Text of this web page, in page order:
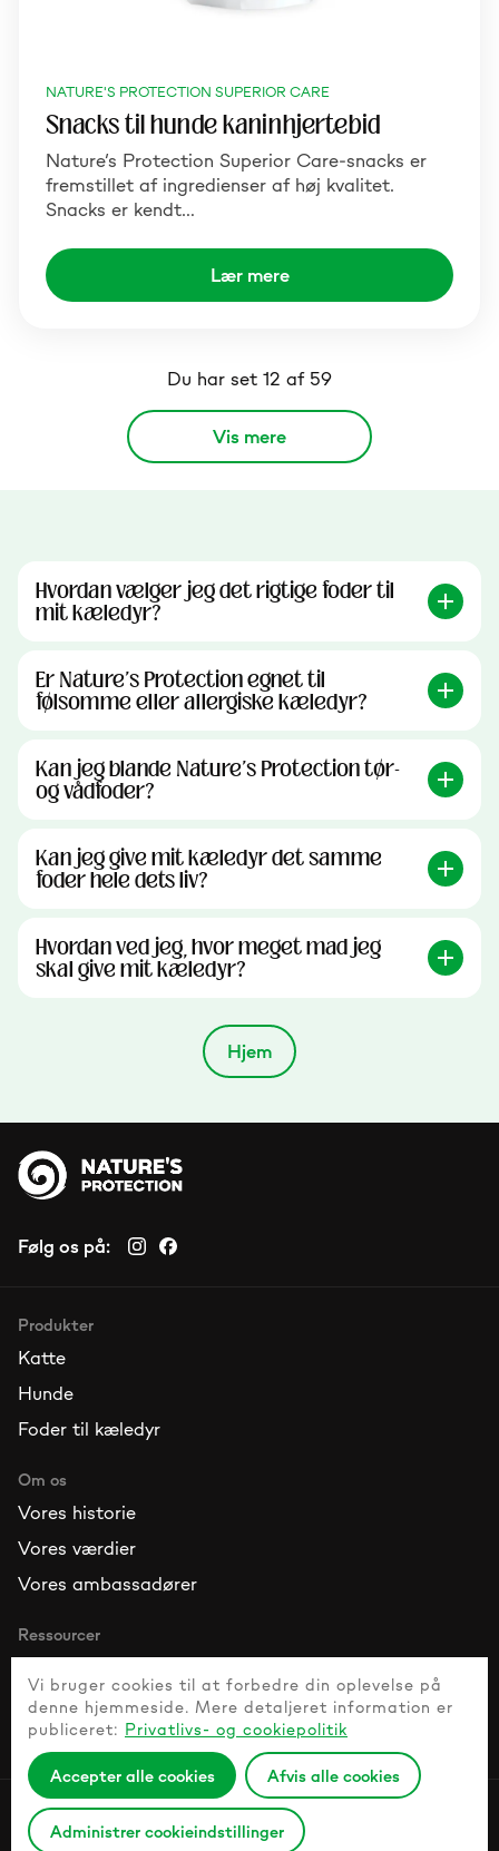
NATURE'S PROTECTION SUPERIOR CARE
Snacks til hunde kaninhjertebid
Nature’s Protection Superior Care-snacks er
fremstillet af ingredienser af høj kvalitet.
Snacks er kendt…
Lær mere
Du har set 12 af 59
Vis mere
Hvordan vælger jeg det rigtige foder til
mit kæledyr?
Er Nature's Protection egnet til
følsomme eller allergiske kæledyr?
Kan jeg blande Nature's Protection tør-
og vådfoder?
Kan jeg give mit kæledyr det samme
foder hele dets liv?
Hvordan ved jeg, hvor meget mad jeg
skal give mit kæledyr?
Hjem
Følg os på:
Produkter
Katte
Hunde
Foder til kæledyr
Om os
Vores historie
Vores værdier
Vores ambassadører
Ressourcer
Ofte stillede spørgsmål
Guide til sunde kæledyr
Politik for beskyttelse af personlige oplysninger
Vi bruger cookies til at forbedre din oplevelse på
denne hjemmeside. Mere detaljeret information er
publiceret: Privatlivs- og cookiepolitik
Accepter alle cookies Afvis alle cookies
Administrer cookieindstillinger